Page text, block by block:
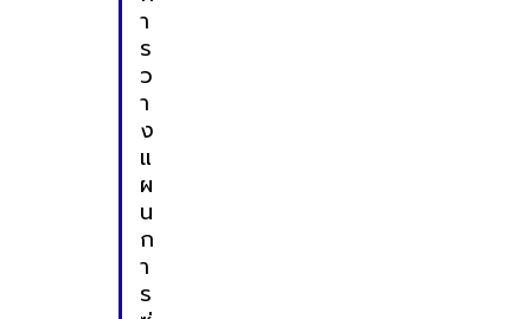
า
ร
ว
า
ง
แ
ผ
น
ก
า
ร